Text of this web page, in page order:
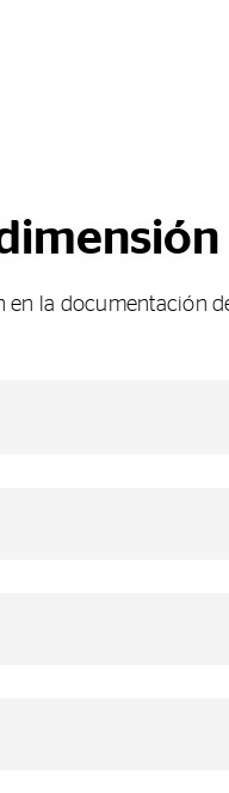
en la documentación